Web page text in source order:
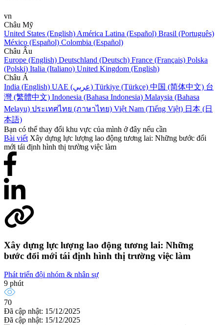
vn
Châu Mỹ
United States (English) América Latina (Español) Brasil (Português)
México (Español) Colombia (Español)
Châu Âu
Europe (English) Deutschland (Deutsch) France (Français) Polska
(Polski) Italia (Italiano) United Kingdom (English)
Châu Á
India (English)
UAE (عربي) Türkiye (Türkçe) 中国 (简体中文) 台
灣 (繁體中文) Indonesia (Bahasa Indonesia) Malaysia (Bahasa
Melayu) ประเทศไทย (ภาษาไทย) Việt Nam (Tiếng Việt) 日本 (日
本語)
Bạn có thể thay đổi khu vực của mình ở đây nếu cần
Bài viết Xây dựng lực lượng lao động tương lai: Những bước đổi
mới tái định hình thị trường việc làm
Xây dựng lực lượng lao động tương lai: Những
bước đổi mới tái định hình thị trường việc làm
Phát triển đội nhóm & nhân sự
9 phút
70
Đã cập nhật: 15/12/2025
Đã cập nhật: 15/12/2025